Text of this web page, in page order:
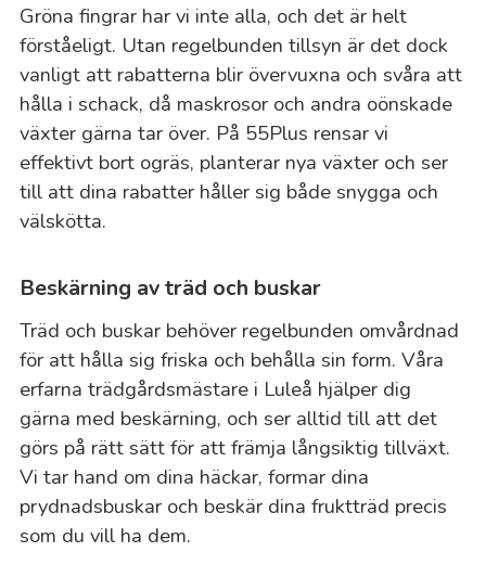
Gröna fingrar har vi inte alla, och det är helt
förståeligt. Utan regelbunden tillsyn är det dock
vanligt att rabatterna blir övervuxna och svåra att
hålla i schack, då maskrosor och andra oönskade
växter gärna tar över. På 55Plus rensar vi
effektivt bort ogräs, planterar nya växter och ser
till att dina rabatter håller sig både snygga och
välskötta.
Beskärning av träd och buskar
Träd och buskar behöver regelbunden omvårdnad
för att hålla sig friska och behålla sin form. Våra
erfarna trädgårdsmästare i Luleå hjälper dig
gärna med beskärning, och ser alltid till att det
görs på rätt sätt för att främja långsiktig tillväxt.
Vi tar hand om dina häckar, formar dina
prydnadsbuskar och beskär dina fruktträd precis
som du vill ha dem.